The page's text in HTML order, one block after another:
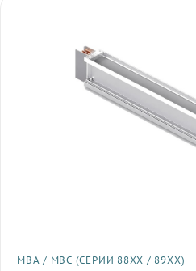
МВА / МВС (СЕРИИ 88XX / 89XX)